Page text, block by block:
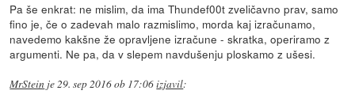
Pa še enkrat: ne mislim, da ima Thundef00t zveličavno prav, samo
fino je, če o zadevah malo razmislimo, morda kaj izračunamo,
navedemo kakšne že opravljene izračune - skratka, operiramo z
argumenti. Ne pa, da v slepem navdušenju ploskamo z ušesi.
MrStein je29. sep 2016 ob 17:06izjavil: